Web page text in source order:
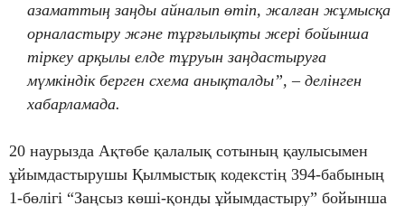
азаматтың заңды айналып өтіп, жалған жұмысқа
орналастыру және тұрғылықты жері бойынша
тіркеу арқылы елде тұруын заңдастыруға
мүмкіндік берген схема анықталды”, – делінген
хабарламада.
20 наурызда Ақтөбе қалалық сотының қаулысымен
ұйымдастырушы Қылмыстық кодекстің 394-бабының
1-бөлігі “Заңсыз көші-қонды ұйымдастыру” бойынша